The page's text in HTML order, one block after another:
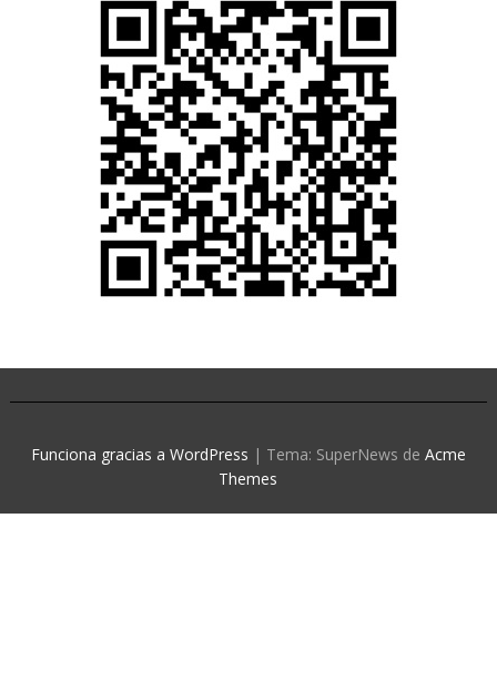
Funciona gracias a WordPress | Tema: SuperNews de Acme
Themes